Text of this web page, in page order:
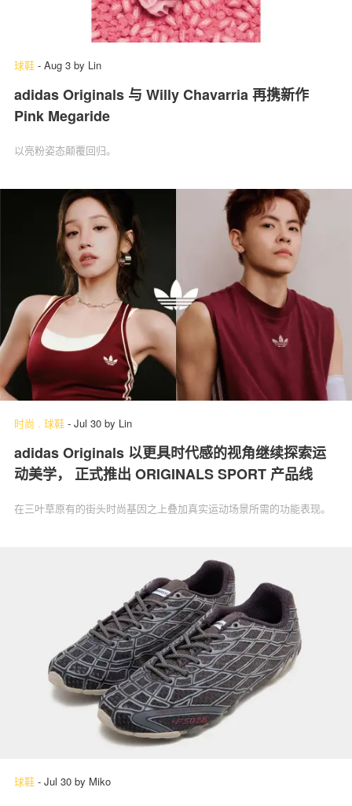
球鞋 - Aug 3 by Lin
adidas Originals 与 Willy Chavarria 再携新作
Pink Megaride
以亮粉姿态颠覆回归。
时尚 . 球鞋 - Jul 30 by Lin
adidas Originals 以更具时代感的视角继续探索运
动美学， 正式推出 ORIGINALS SPORT 产品线
在三叶草原有的街头时尚基因之上叠加真实运动场景所需的功能表现。
球鞋 - Jul 30 by Miko